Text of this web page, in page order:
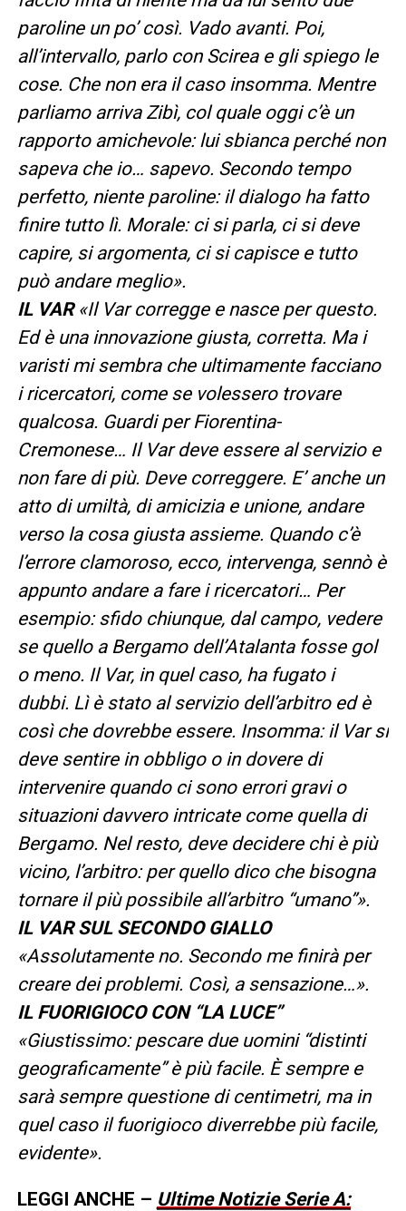
paroline un po’ così. Vado avanti. Poi,
all’intervallo, parlo con Scirea e gli spiego le
cose. Che non era il caso insomma. Mentre
parliamo arriva Zibì, col quale oggi c’è un
rapporto amichevole: lui sbianca perché non
sapeva che io… sapevo. Secondo tempo
perfetto, niente paroline: il dialogo ha fatto
finire tutto lì. Morale: ci si parla, ci si deve
capire, si argomenta, ci si capisce e tutto
può andare meglio».
IL VAR «Il Var corregge e nasce per questo.
Ed è una innovazione giusta, corretta. Ma i
varisti mi sembra che ultimamente facciano
i ricercatori, come se volessero trovare
qualcosa. Guardi per Fiorentina-
Cremonese… Il Var deve essere al servizio e
non fare di più. Deve correggere. E’ anche un
atto di umiltà, di amicizia e unione, andare
verso la cosa giusta assieme. Quando c’è
l’errore clamoroso, ecco, intervenga, sennò è
appunto andare a fare i ricercatori… Per
esempio: sfido chiunque, dal campo, vedere
se quello a Bergamo dell’Atalanta fosse gol
o meno. Il Var, in quel caso, ha fugato i
dubbi. Lì è stato al servizio dell’arbitro ed è
così che dovrebbe essere. Insomma: il Var si
deve sentire in obbligo o in dovere di
intervenire quando ci sono errori gravi o
situazioni davvero intricate come quella di
Bergamo. Nel resto, deve decidere chi è più
vicino, l’arbitro: per quello dico che bisogna
tornare il più possibile all’arbitro “umano”».
IL VAR SUL SECONDO GIALLO
«Assolutamente no. Secondo me finirà per
creare dei problemi. Così, a sensazione…».
IL FUORIGIOCO CON “LA LUCE”
«Giustissimo: pescare due uomini “distinti
geograficamente” è più facile. È sempre e
sarà sempre questione di centimetri, ma in
quel caso il fuorigioco diverrebbe più facile,
evidente».
LEGGI ANCHE – Ultime Notizie Serie A: